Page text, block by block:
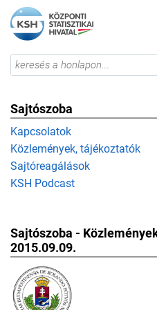
Sajtószoba
Kapcsolatok
Közlemények, tájékoztatók
Sajtóreagálások
KSH Podcast
Sajtószoba -
2015.09.09.